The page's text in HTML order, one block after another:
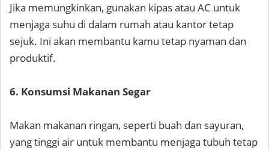
Jika memungkinkan, gunakan kipas atau AC untuk
menjaga suhu di dalam rumah atau kantor tetap
sejuk. Ini akan membantu kamu tetap nyaman dan
produktif.
6. Konsumsi Makanan Segar
Makan makanan ringan, seperti buah dan sayuran,
yang tinggi air untuk membantu menjaga tubuh tetap